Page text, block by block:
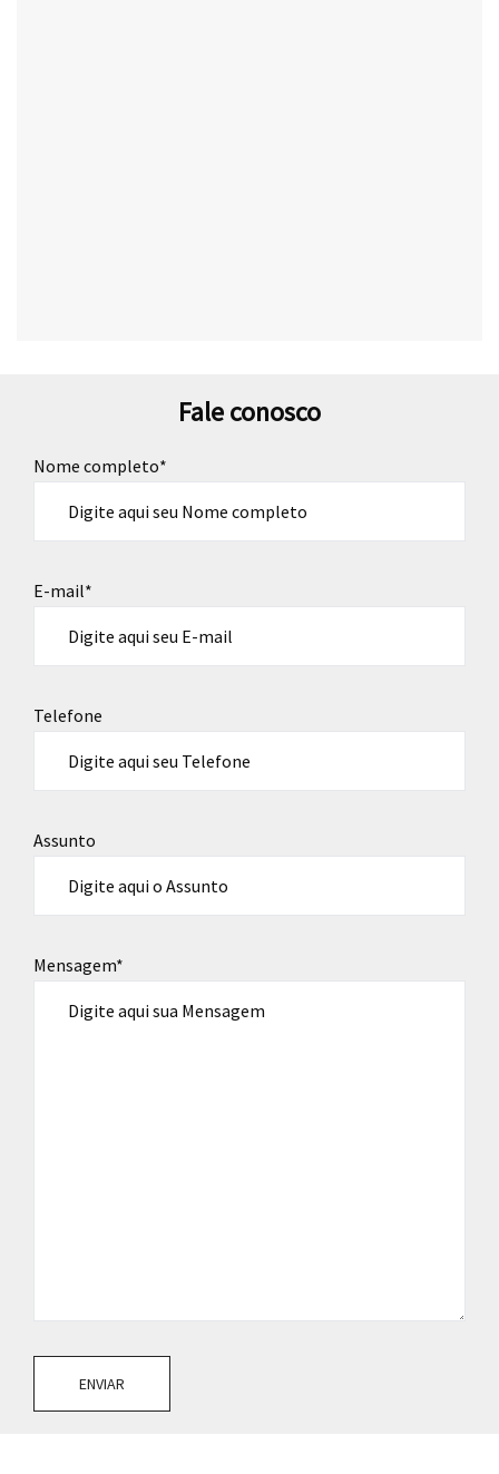
Fale conosco
Nome completo*
E-mail*
Telefone
Assunto
Mensagem*